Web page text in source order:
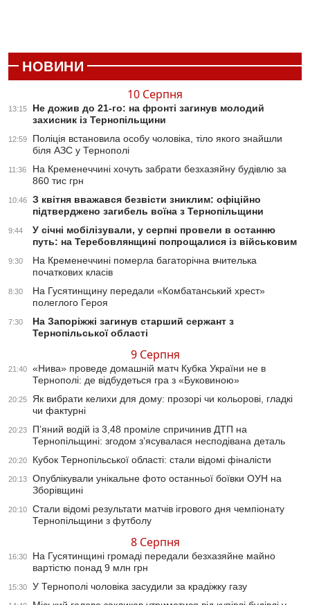
НОВИНИ
10 Серпня
13:15
Не дожив до 21-го: на фронті загинув молодий
захисник із Тернопільщини
12:59
Поліція встановила особу чоловіка, тіло якого знайшли
біля АЗС у Тернополі
11:36
На Кременеччині хочуть забрати безхазяйну будівлю за
860 тис грн
10:46
З квітня вважався безвісти зниклим: офіційно
підтверджено загибель воїна з Тернопільщини
9:44
У січні мобілізували, у серпні провели в останню
путь: на Теребовлянщині попрощалися із військовим
9:30
На Кременеччині померла багаторічна вчителька
початкових класів
8:30
На Гусятинщину передали «Комбатанський хрест»
полеглого Героя
7:30
На Запоріжжі загинув старший сержант з
Тернопільської області
9 Серпня
21:40
«Нива» проведе домашній матч Кубка України не в
Тернополі: де відбудеться гра з «Буковиною»
20:25
Як вибрати келихи для дому: прозорі чи кольорові, гладкі
чи фактурні
20:23
П’яний водій із 3,48 проміле спричинив ДТП на
Тернопільщині: згодом з’ясувалася несподівана деталь
20:20 Кубок Тернопільської області: стали відомі фіналісти
20:13
Опублікували унікальне фото останньої боївки ОУН на
Зборівщині
20:10
Стали відомі результати матчів ігрового дня чемпіонату
Тернопільщини з футболу
8 Серпня
16:30
На Гусятинщині громаді передали безхазяйне майно
вартістю понад 9 млн грн
15:30 У Тернополі чоловіка засудили за крадіжку газу